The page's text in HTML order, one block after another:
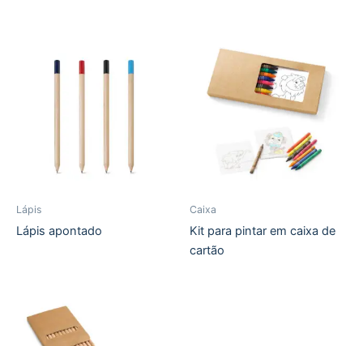
Lápis
Lápis apontado
Caixa
Kit para pintar em caixa de
cartão